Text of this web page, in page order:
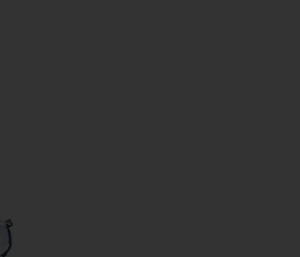
XT-WHISPER VOID